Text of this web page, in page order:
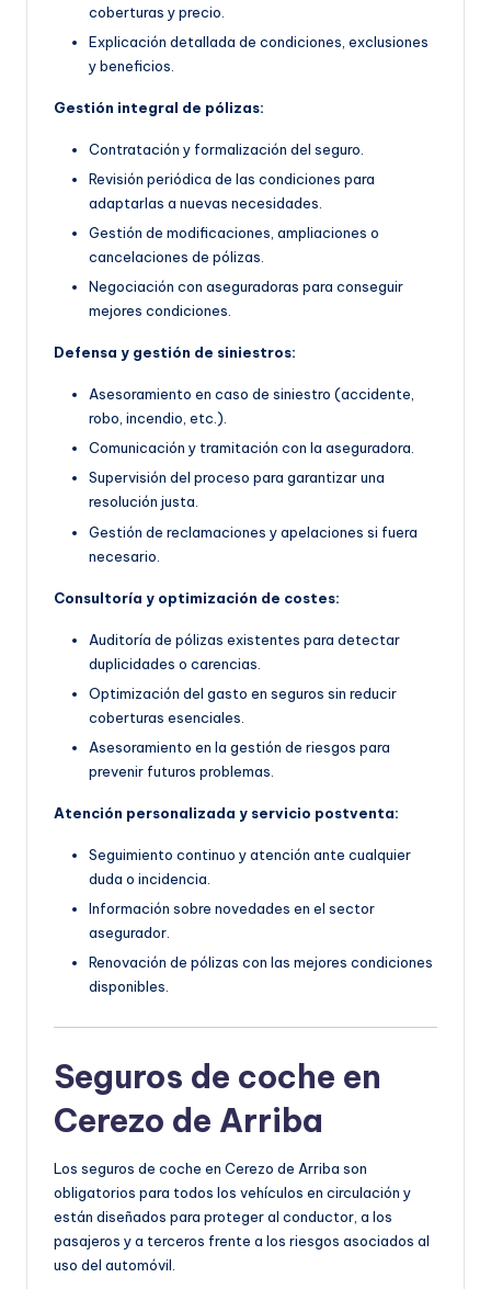
coberturas y precio.
Explicación detallada de condiciones, exclusiones
y beneficios.
Gestión integral de pólizas:
Contratación y formalización del seguro.
Revisión periódica de las condiciones para
adaptarlas a nuevas necesidades.
Gestión de modificaciones, ampliaciones o
cancelaciones de pólizas.
Negociación con aseguradoras para conseguir
mejores condiciones.
Defensa y gestión de siniestros:
Asesoramiento en caso de siniestro (accidente,
robo, incendio, etc.).
Comunicación y tramitación con la aseguradora.
Supervisión del proceso para garantizar una
resolución justa.
Gestión de reclamaciones y apelaciones si fuera
necesario.
Consultoría y optimización de costes:
Auditoría de pólizas existentes para detectar
duplicidades o carencias.
Optimización del gasto en seguros sin reducir
coberturas esenciales.
Asesoramiento en la gestión de riesgos para
prevenir futuros problemas.
Atención personalizada y servicio postventa:
Seguimiento continuo y atención ante cualquier
duda o incidencia.
Información sobre novedades en el sector
asegurador.
Renovación de pólizas con las mejores condiciones
disponibles.
Seguros de coche en
Cerezo de Arriba
Los seguros de coche en Cerezo de Arriba son
obligatorios para todos los vehículos en circulación y
están diseñados para proteger al conductor, a los
pasajeros y a terceros frente a los riesgos asociados al
uso del automóvil.